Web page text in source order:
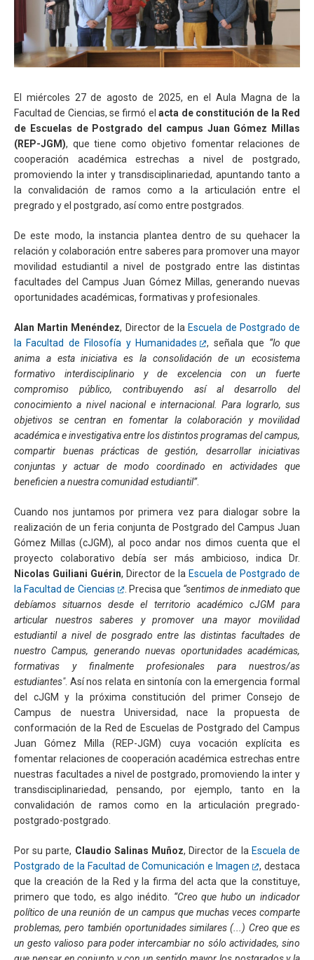
El miércoles 27 de agosto de 2025, en el Aula Magna de la
Facultad de Ciencias, se firmó elacta de constitución de la Red
de Escuelas de Postgrado del campus Juan Gómez Millas
(REP-JGM), que tiene como objetivo fomentar relaciones de
cooperación académica estrechas a nivel de postgrado,
promoviendo la inter y transdisciplinariedad, apuntando tanto a
la convalidación de ramos como a la articulación entre el
pregrado y el postgrado, así como entre postgrados.
De este modo, la instancia plantea dentro de su quehacer la
relación y colaboración entre saberes para promover una mayor
movilidad estudiantil a nivel de postgrado entre las distintas
facultades del Campus Juan Gómez Millas, generando nuevas
oportunidades académicas, formativas y profesionales.
Alan Martin Menéndez, Director de laEscuela de Postgrado de
la Facultad de Filosofía y Humanidades
, señala que “lo que
anima a esta iniciativa es la consolidación de un ecosistema
formativo interdisciplinario y de excelencia con un fuerte
compromiso público, contribuyendo así al desarrollo del
conocimiento a nivel nacional e internacional. Para lograrlo, sus
objetivos se centran en fomentar la colaboración y movilidad
académica e investigativa entre los distintos programas del campus,
compartir buenas prácticas de gestión, desarrollar iniciativas
conjuntas y actuar de modo coordinado en actividades que
beneficien a nuestra comunidad estudiantil”.
Cuando nos juntamos por primera vez para dialogar sobre la
realización de un feria conjunta de Postgrado del Campus Juan
Gómez Millas (cJGM), al poco andar nos dimos cuenta que el
proyecto colaborativo debía ser más ambicioso, indica Dr.
Nicolas Guiliani Guérin, Director de la Escuela de Postgrado de
la Facultad de Ciencias
. Precisa que “sentimos de inmediato que
debíamos situarnos desde el territorio académico cJGM para
articular nuestros saberes y promover una mayor movilidad
estudiantil a nivel de posgrado entre las distintas facultades de
nuestro Campus, generando nuevas oportunidades académicas,
formativas y finalmente profesionales para nuestros/as
estudiantes". Así nos relata en sintonía con la emergencia formal
del cJGM y la próxima constitución del primer Consejo de
Campus de nuestra Universidad, nace la propuesta de
conformación de la Red de Escuelas de Postgrado del Campus
Juan Gómez Milla (REP-JGM) cuya vocación explícita es
fomentar relaciones de cooperación académica estrechas entre
nuestras facultades a nivel de postgrado, promoviendo la inter y
transdisciplinariedad, pensando, por ejemplo, tanto en la
convalidación de ramos como en la articulación pregrado-
postgrado-postgrado.
Por su parte, Claudio Salinas Muñoz, Director de la Escuela de
Postgrado de la Facultad de Comunicación e Imagen
, destaca
que la creación de la Red y la firma del acta que la constituye,
primero que todo, es algo inédito. “Creo que hubo un indicador
político de una reunión de un campus que muchas veces comparte
problemas, pero también oportunidades similares (...) Creo que es
un gesto valioso para poder intercambiar no sólo actividades, sino